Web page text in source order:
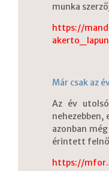
munka
https://
Már csak az
Az év
azonban
érintett
https://